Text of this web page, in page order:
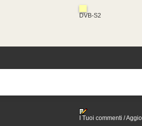
DVB-S2
I Tuoi commenti /